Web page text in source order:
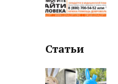
Статьи